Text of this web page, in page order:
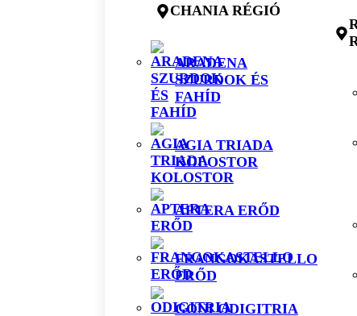
CHANIA RÉGIÓ
ARADENA
SZURDOK ÉS
FAHÍD
AGIA TRIADA
KOLOSTOR
APTERA ERŐD
FRANGOKASTELLO
ERŐD
GONI ODIGITRIA